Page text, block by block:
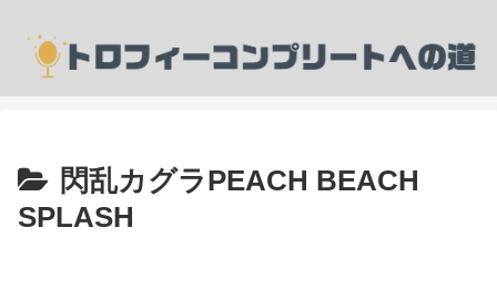
閃乱カグラPEACH BEACH
SPLASH